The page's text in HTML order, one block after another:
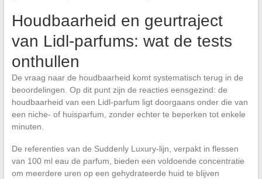
Houdbaarheid en geurtraject
van Lidl-parfums: wat de tests
onthullen
De vraag naar de houdbaarheid komt systematisch terug in de
beoordelingen. Op dit punt zijn de reacties eensgezind: de
houdbaarheid van een Lidl-parfum ligt doorgaans onder die van
een niche- of huisparfum, zonder echter te beperken tot enkele
minuten.
De referenties van de Suddenly Luxury-lijn, verpakt in flessen
van 100 ml eau de parfum, bieden een voldoende concentratie
om meerdere uren op een gehydrateerde huid te blijven